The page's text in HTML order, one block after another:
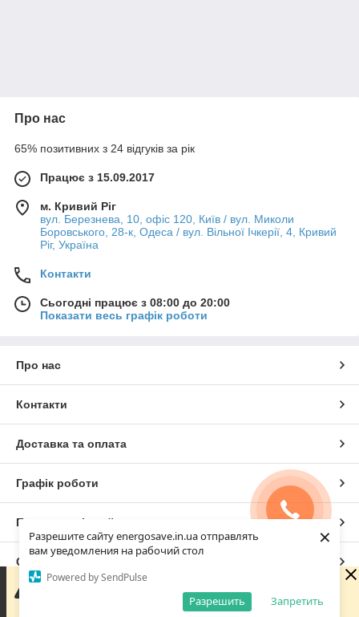
Разрешите сайту energosave.in.ua отправлять
вам уведомления на рабочий стол
Powered by SendPulse
Запретить
Разрешить
×
Про нас
65% позитивних з 24 відгуків за рік
Працює з 15.09.2017
м. Кривий Ріг
вул. Березнева, 10, офіс 120, Київ / вул. Миколи
Боровського, 28-к, Одеса / вул. Вільної Ічкерії, 4, Кривий
Ріг, Україна
Контакти
Сьогодні працює з 08:00 до 20:00
Показати весь графік роботи
Про нас
Контакти
Доставка та оплата
Графік роботи
Повна версія сайту
Сайт створено на маркетплейсі
Політика конфіденційності
Зараз у компанії неробочий час. Замовлення та
повідомлення будуть оброблені з 08:00 найближчого